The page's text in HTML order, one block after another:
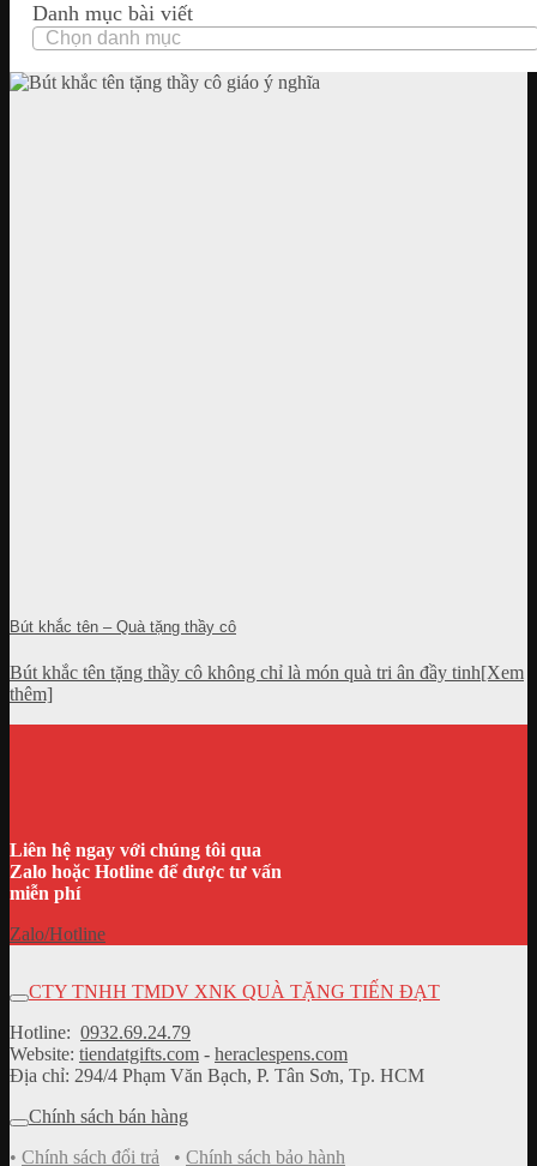
Danh mục bài viết
Danh
mục
bài
Bút khắc tên – Quà tặng thầy cô
Bút khắc tên tặng thầy cô không chỉ là món quà tri ân đầy tinh[Xem
thêm]
Liên hệ ngay với chúng tôi qua
Zalo hoặc Hotline để được tư vấn
miễn phí
Zalo/Hotline
CTY TNHH TMDV XNK QUÀ TẶNG TIẾN ĐẠT
Hotline: 0932.69.24.79
Website: tiendatgifts.com - heraclespens.com
Địa chỉ: 294/4 Phạm Văn Bạch, P. Tân Sơn, Tp. HCM
Chính sách bán hàng
• Chính sách đổi trả • Chính sách bảo hành